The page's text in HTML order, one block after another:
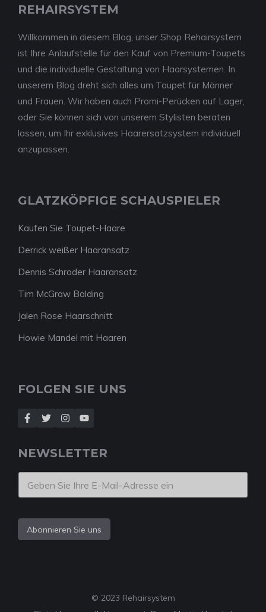
REHAIRSYSTEM
Willkommen in diesem Blog, unser Shop Rehairsystem
ist Ihre Anlaufstelle für den Kauf von Premium-Toupets
und die individuelle Gestaltung von Haarsystemen. In
unserem Blog dreht sich alles um Toupet für Männer
und Frauen. Wir haben auch Promi-Perücken auf Lager,
oder Sie können sich von unserem Stylisten beraten
lassen, um Ihr exklusives Haarersatzsystem individuell
anzupassen.
GLATZKÖPFIGE SCHAUSPIELER
Kaufen Sie Toupet-Haare
Derrick weißer Haaransatz
Dennis Schroder Haaransatz
Tim McGraw Balding
Jalen Rose Haarschnitt
Howie Mandel mit Haaren
FOLGEN SIE UNS
NEWSLETTER
Abonnieren Sie uns
© 2023 Rehairsystem